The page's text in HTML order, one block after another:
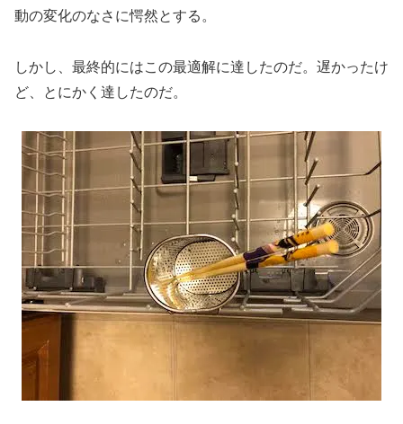
動の変化のなさに愕然とする。
しかし、最終的にはこの最適解に達したのだ。遅かったけ
ど、とにかく達したのだ。